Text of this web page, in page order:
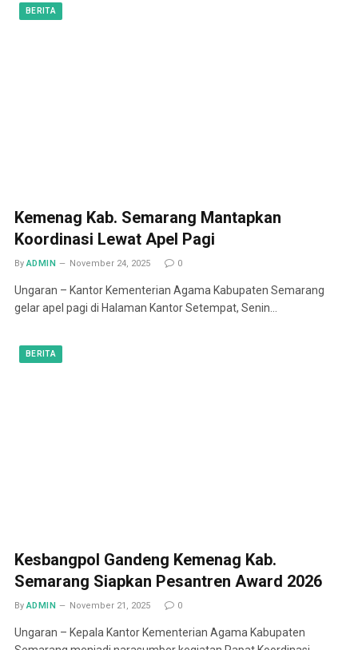
BERITA
Kemenag Kab. Semarang Mantapkan
Koordinasi Lewat Apel Pagi
By ADMIN November 24, 2025 0
Ungaran – Kantor Kementerian Agama Kabupaten Semarang
gelar apel pagi di Halaman Kantor Setempat, Senin…
BERITA
Kesbangpol Gandeng Kemenag Kab.
Semarang Siapkan Pesantren Award 2026
By ADMIN November 21, 2025 0
Ungaran – Kepala Kantor Kementerian Agama Kabupaten